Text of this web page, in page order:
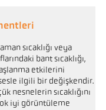
sıcaklığı veya
bant sıcaklığı,
etkilerini
ilgili bir değişkendir.
nesnelerin sıcaklığını
iyi görüntüleme